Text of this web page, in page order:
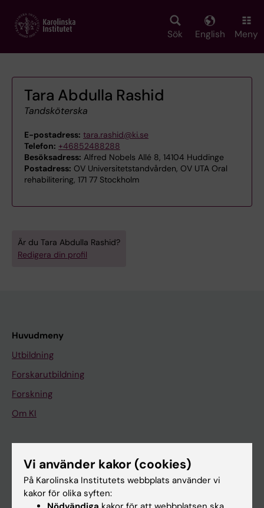
main
Sök English Meny
Tara Abdulla Rashid
Tandsköterska
E-postadress: tara.rashid@ki.se
Telefon: +46852488288
Besöksadress: Alfred Nobels Allé 8, 14104 Huddinge
Postadress: OV Universitetstandvården, OV UTA Oral
rehabilitering, 171 77 Stockholm
Är du Tara Abdulla Rashid?
Redigera din profil
Huvudmeny
Utbildning
Forskarutbildning
Forskning
Om KI
Nyheter
Kalender
Vi använder kakor (cookies)
På Karolinska Institutets webbplats använder vi
kakor för olika syften: